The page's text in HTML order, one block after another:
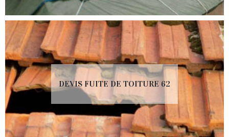
DEVIS FUITE DE TOITURE 62